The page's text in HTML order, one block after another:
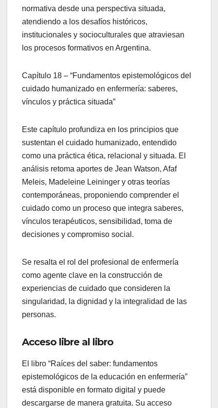
normativa desde una perspectiva situada,
atendiendo a los desafíos históricos,
institucionales y socioculturales que atraviesan
los procesos formativos en Argentina.
Capítulo 18 – “Fundamentos epistemológicos del
cuidado humanizado en enfermería: saberes,
vínculos y práctica situada”
Este capítulo profundiza en los principios que
sustentan el cuidado humanizado, entendido
como una práctica ética, relacional y situada. El
análisis retoma aportes de Jean Watson, Afaf
Meleis, Madeleine Leininger y otras teorías
contemporáneas, proponiendo comprender el
cuidado como un proceso que integra saberes,
vínculos terapéuticos, sensibilidad, toma de
decisiones y compromiso social.
Se resalta el rol del profesional de enfermería
como agente clave en la construcción de
experiencias de cuidado que consideren la
singularidad, la dignidad y la integralidad de las
personas.
Acceso libre al libro
El libro “Raíces del saber: fundamentos
epistemológicos de la educación en enfermería”
está disponible en formato digital y puede
descargarse de manera gratuita. Su acceso